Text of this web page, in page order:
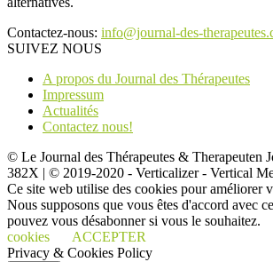
Contactez-nous: info@journal-des-
SUIVEZ NOUS
A propos du Journal des Thérapeutes
Impressum
Actualités
Contactez nous!
© Le Journal des Thérapeutes & Therapeuten
382X | © 2019-2020 - Verticalizer - Vertical
Ce site web utilise des cookies pour améliorer
Nous supposons que vous êtes d'accord avec
pouvez vous désabonner si vous le souhaitez.
cookies
ACCEPTER
Privacy & Cookies Policy